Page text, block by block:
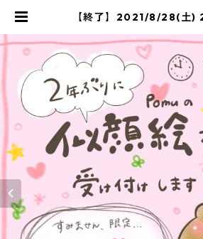
【終了】2021/8/28(土)
す。】 | Pomu's